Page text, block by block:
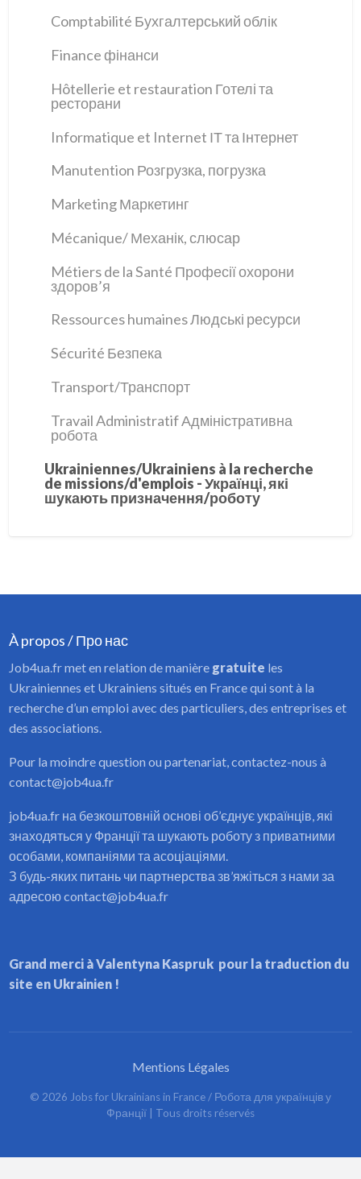
Comptabilité Бухгалтерський облік
Finance фінанси
Hôtellerie et restauration Готелі та
ресторани
Informatique et Internet ІТ та Інтернет
Manutention Розгрузка, погрузка
Marketing Маркетинг
Mécanique/ Механік, слюсар
Métiers de la Santé Професії охорони
здоров’я
Ressources humaines Людські ресурси
Sécurité Безпека
Transport/Транспорт
Travail Administratif Адміністративна
робота
Ukrainiennes/Ukrainiens à la recherche
de missions/d'emplois - Українці, які
шукають призначення/роботу
À propos / Про нас
Job4ua.fr met en relation de manière gratuite les
Ukrainiennes et Ukrainiens situés en France qui sont à la
recherche d’un emploi avec des particuliers, des entreprises et
des associations.
Pour la moindre question ou partenariat, contactez-nous à
contact@job4ua.fr
job4ua.fr на безкоштовній основі об’єднує українців, які
знаходяться у Франції та шукають роботу з приватними
особами, компаніями та асоціаціями.
З будь-яких питань чи партнерства зв’яжіться з нами за
адресою contact@job4ua.fr
Grand merci à Valentyna Kaspruk pour la traduction du
site en Ukrainien !
Mentions Légales
© 2026 Jobs for Ukrainians in France / Робота для українців у
Франції | Tous droits réservés